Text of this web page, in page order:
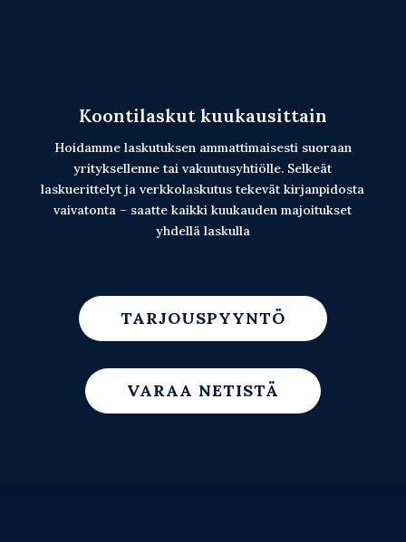
Koontilaskut kuukausittain
Hoidamme laskutuksen ammattimaisesti suoraan
yrityksellenne tai vakuutusyhtiölle. Selkeät
laskuerittelyt ja verkkolaskutus tekevät kirjanpidosta
vaivatonta – saatte kaikki kuukauden majoitukset
yhdellä laskulla
TARJOUSPYYNTÖ
VARAA NETISTÄ